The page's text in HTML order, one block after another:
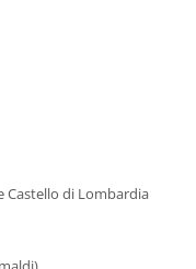
Castello di Lombardia